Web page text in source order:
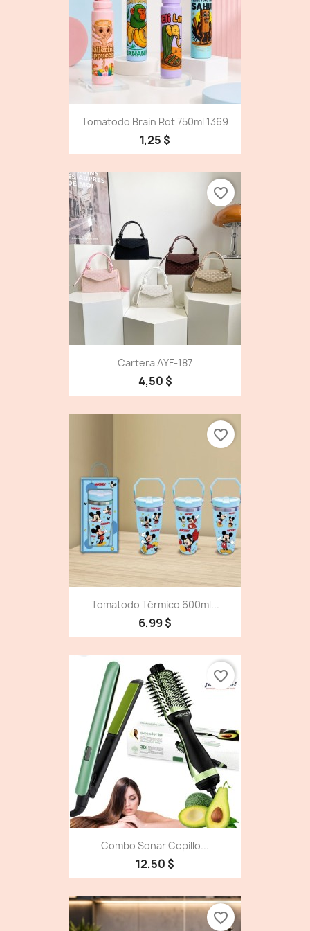
Tomatodo Brain Rot 750ml 1369
1,25 $
Cartera AYF-187
4,50 $
favorite_border
Tomatodo Térmico 600ml...
6,99 $
favorite_border
Combo Sonar Cepillo...
12,50 $
favorite_border
favorite_border